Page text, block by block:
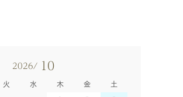
2026/ 10
火 水 木 金 土